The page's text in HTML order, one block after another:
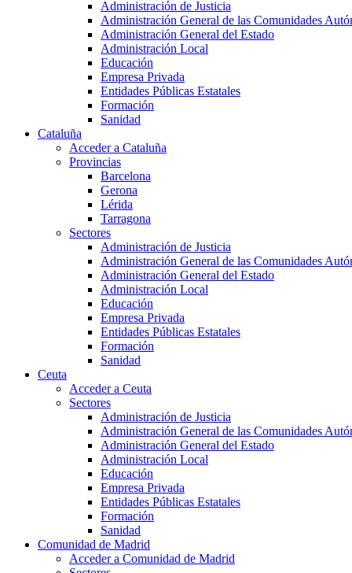
Administración de Justicia
Administración General de las Comunidades
Administración General del Estado
Administración Local
Educación
Empresa Privada
Entidades Públicas Estatales
Formación
Sanidad
Cataluña
Acceder a Cataluña
Provincias
Barcelona
Gerona
Lérida
Tarragona
Sectores
Administración de Justicia
Administración General de las Comunidades
Administración General del Estado
Administración Local
Educación
Empresa Privada
Entidades Públicas Estatales
Formación
Sanidad
Ceuta
Acceder a Ceuta
Sectores
Administración de Justicia
Administración General de las Comunidades
Administración General del Estado
Administración Local
Educación
Empresa Privada
Entidades Públicas Estatales
Formación
Sanidad
Comunidad de Madrid
Acceder a Comunidad de Madrid